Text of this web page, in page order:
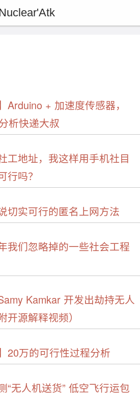
Arduino + 加速度传感器，
析快递大叔
工地址，我这样用手机社目
行吗？
切实可行的匿名上网方法
我们忽略掉的一些社会工程
Kamkar 开发出劫持无人
源解释视频）
20万的可行性过程分析
“无人机送货” 低空飞行运包